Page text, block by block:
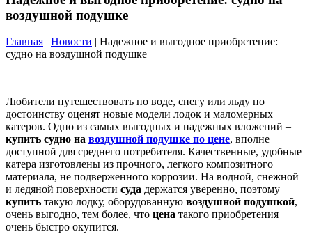
воздушной подушке
Главная | Новости | Надежное и выгодное приобретение:
судно на воздушной подушке
Любители путешествовать по воде, снегу или льду по
достоинству оценят новые модели лодок и маломерных
катеров. Одно из самых выгодных и надежных вложений –
купить судно на воздушной подушке по цене, вполне
доступной для среднего потребителя. Качественные, удобные
катера изготовлены из прочного, легкого композитного
материала, не подверженного коррозии. На водной, снежной
и ледяной поверхности суда держатся уверенно, поэтому
купить такую лодку, оборудованную воздушной подушкой,
очень выгодно, тем более, что цена такого приобретения
очень быстро окупится.